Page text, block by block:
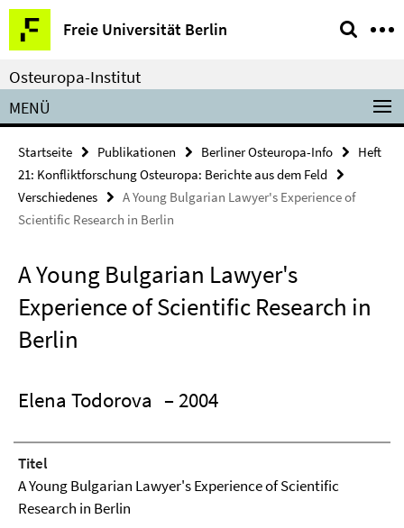
Springe
direkt
zu
Inhalt
Freie Universität Berlin
Service-
Navigation
Osteuropa-Institut
MENÜ
Startseite Publikationen Berliner Osteuropa-Info
Heft
21: Konfliktforschung Osteuropa: Berichte aus dem Feld
Verschiedenes
A Young Bulgarian Lawyer's Experience of
Scientific Research in Berlin
A Young Bulgarian Lawyer's
Experience of Scientific Research in
Berlin
Elena Todorova – 2004
Titel
A Young Bulgarian Lawyer's Experience of Scientific
Research in Berlin